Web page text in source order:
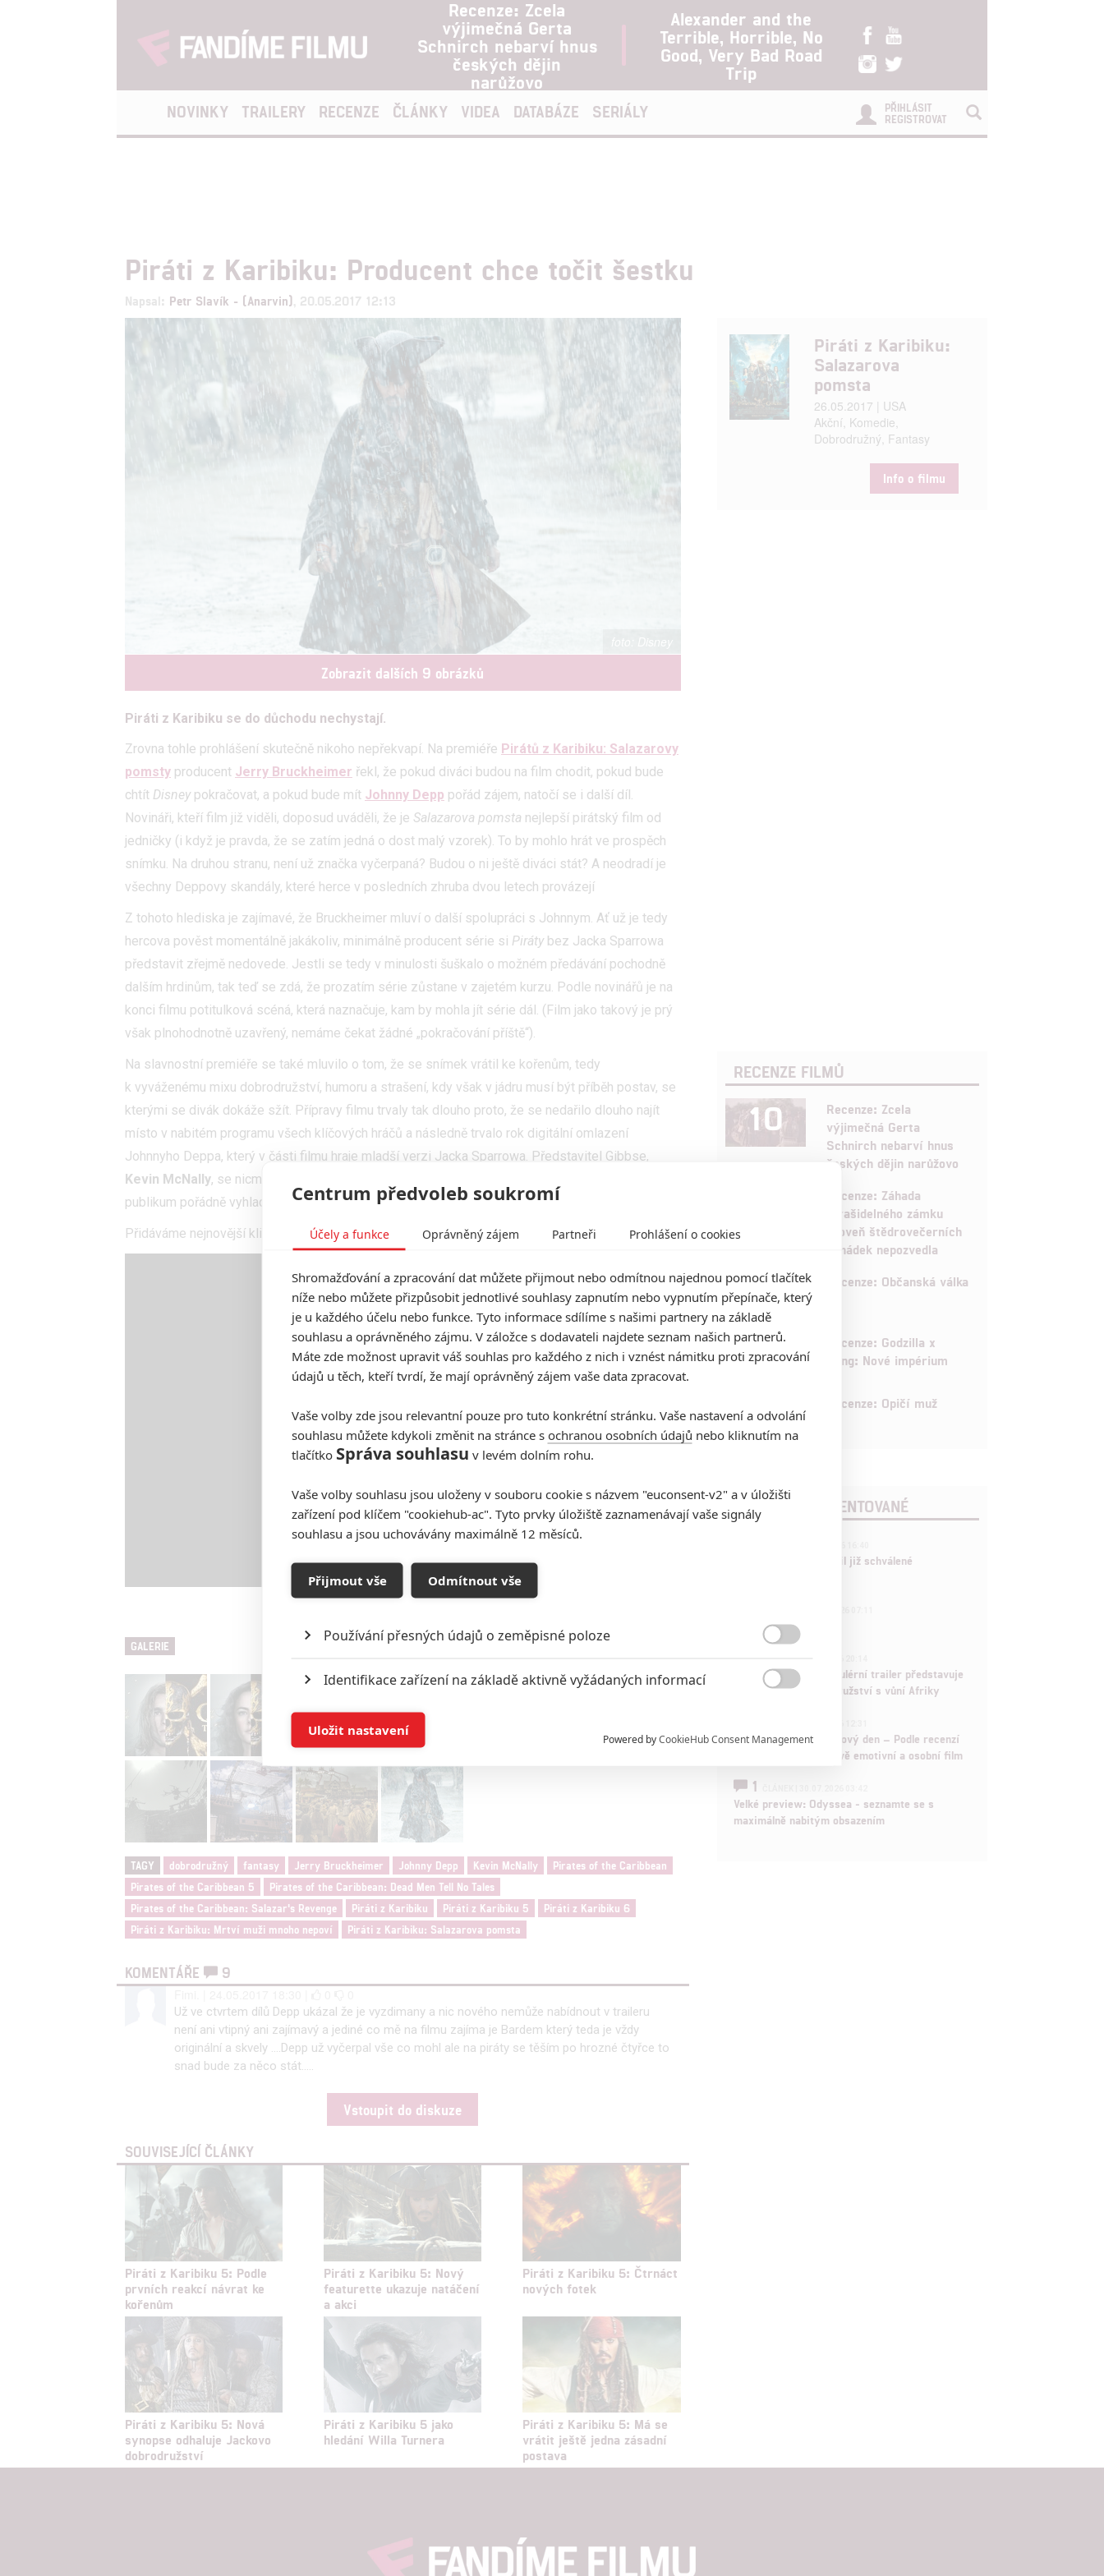
Recenze: Zcela
výjimečná Gerta
Schnirch nebarví hnus
českých dějin
narůžovo
Alexander and the
Terrible, Horrible, No
Good, Very Bad Road
Trip
NOVINKY TRAILERY RECENZE ČLÁNKY VIDEA DATABÁZE SERIÁLY
PŘIHLÁSIT
REGISTROVAT
Piráti z Karibiku: Producent chce točit šestku
Napsal: Petr Slavík - (Anarvin) , 20.05.2017 12:13
Disney
Zobrazit dalších 9 obrázků
Piráti z Karibiku se do důchodu nechystají.
Zrovna tohle prohlášení skutečně nikoho nepřekvapí. Na premiéře Pirátů z Karibiku: Salazarovy
pomsty producent Jerry Bruckheimer řekl, že pokud diváci budou na film chodit, pokud bude
chtít Disney pokračovat, a pokud bude mít Johnny Depp pořád zájem, natočí se i další díl.
Novináři, kteří film již viděli, doposud uváděli, že je Salazarova pomsta nejlepší pirátský film od
jedničky (i když je pravda, že se zatím jedná o dost malý vzorek). To by mohlo hrát ve prospěch
snímku. Na druhou stranu, není už značka vyčerpaná? Budou o ni ještě diváci stát? A neodradí je
všechny Deppovy skandály, které herce v posledních zhruba dvou letech provázejí
Z tohoto hlediska je zajímavé, že Bruckheimer mluví o další spolupráci s Johnnym. Ať už je tedy
hercova pověst momentálně jakákoliv, minimálně producent série si Piráty bez Jacka Sparrowa
představit zřejmě nedovede. Jestli se tedy v minulosti šuškalo o možném předávání pochodně
dalším hrdinům, tak teď se zdá, že prozatím série zůstane v zajetém kurzu. Podle novinářů je na
konci filmu potitulková scéná, která naznačuje, kam by mohla jít série dál. (Film jako takový je prý
však plnohodnotně uzavřený, nemáme čekat žádné „pokračování příště“).
Na slavnostní premiéře se také mluvilo o tom, že se snímek vrátil ke kořenům, tedy
k vyváženému mixu dobrodružství, humoru a strašení, kdy však v jádru musí být příběh postav, se
kterými se divák dokáže sžít. Přípravy filmu trvaly tak dlouho proto, že se nedařilo dlouho najít
místo v nabitém programu všech klíčových hráčů a následně trvalo rok digitální omlazení
Johnnyho Deppa, který v části filmu hraje mladší verzi Jacka Sparrowa. Představitel Gibbse,
Kevin McNally, se nicméně domnívá, že dlouhá pauze může snmku jedině prospět, alespoň bude
publikum pořádně vyhladovělé.
Přidáváme nejnovější klipy a fotky.
GALERIE
TAGY dobrodružný fantasy Jerry Bruckheimer Johnny Depp Kevin McNally
Pirates of the Caribbean
Pirates of the Caribbean 5
Pirates of the Caribbean: Dead Men Tell No Tales
Pirates of the Caribbean: Salazar's Revenge
Piráti z Karibiku Piráti z Karibiku 5
Piráti z Karibiku 6
Piráti z Karibiku: Mrtví muži mnoho nepoví
Piráti z Karibiku: Salazarova pomsta
KOMENTÁŘE
9
Už ve ctvrtem dílů Depp ukázal že je vyzdimany a nic nového nemůže nabídnout v traileru
není ani vtipný ani zajímavý a jediné co mě na filmu zajíma je Bardem který teda je vždy
originální a skvely ....Depp už vyčerpal vše co mohl ale na piráty se těším po hrozné čtyřce to
snad bude za něco stát.....
Vstoupit do diskuze
SOUVISEJÍCÍ ČLÁNKY
Piráti z Karibiku 5: Podle
prvních reakcí návrat ke
kořenům
Piráti z Karibiku 5: Nový
featurette ukazuje natáčení
a akci
Piráti z Karibiku 5: Čtrnáct
nových fotek
Piráti z Karibiku 5: Nová
synopse odhaluje Jackovo
dobrodružství
Piráti z Karibiku 5 jako
hledání Willa Turnera
Piráti z Karibiku 5: Má se
vrátit ještě jedna zásadní
postava
Piráti z Karibiku:
Salazarova
pomsta
26.05.2017 | USA
Akční, Komedie,
Dobrodružný, Fantasy
Info o filmu
RECENZE FILMŮ
10
Recenze: Zcela
výjimečná Gerta
Schnirch nebarví hnus
českých dějin narůžovo
Recenze: Záhada
strašidelného zámku
úroveň štědrovečerních
pohádek nepozvedla
8 Recenze: Občanská válka
6
Recenze: Godzilla x
Kong: Nové impérium
8 Recenze: Opičí muž
POSLEDNÍ KOMENTOVANÉ
Marvel nečekaně zrušil již schválené
拆彈專家
Děti krve a kostí: Regulérní trailer představuje
akční fantasy dobrodružství s vůní Afriky
Spider-Man: Zbrusu nový den – Podle recenzí
máme čekat překvapivě emotivní a osobní film
1
Velké preview: Odyssea - seznamte se s
maximálně nabitým obsazením
Centrum předvoleb soukromí
Účely a funkce Oprávněný zájem Partneři Prohlášení o cookies
Shromažďování a zpracování dat můžete přijmout nebo odmítnou najednou pomocí tlačítek
níže nebo můžete přizpůsobit jednotlivé souhlasy zapnutím nebo vypnutím přepínače, který
je u každého účelu nebo funkce. Tyto informace sdílíme s našimi partnery na základě
souhlasu a oprávněného zájmu. V záložce s dodavateli najdete seznam našich partnerů.
Máte zde možnost upravit váš souhlas pro každého z nich i vznést námitku proti zpracování
údajů u těch, kteří tvrdí, že mají oprávněný zájem vaše data zpracovat.
Vaše volby zde jsou relevantní pouze pro tuto konkrétní stránku. Vaše nastavení a odvolání
souhlasu můžete kdykoli změnit na stránce s ochranou osobních údajů nebo kliknutím na
tlačítko Správa souhlasu v levém dolním rohu.
Vaše volby souhlasu jsou uloženy v souboru cookie s názvem "euconsent-v2" a v úložišti
zařízení pod klíčem "cookiehub-ac". Tyto prvky úložiště zaznamenávají vaše signály
souhlasu a jsou uchovávány maximálně 12 měsíců.
Přijmout vše Odmítnout vše
Používání přesných údajů o zeměpisné poloze
Identifikace zařízení na základě aktivně vyžádaných informací
Ukládání a/nebo přístup k informacím v zařízení

Reklama založená na omezených údajích a měření reklamy
Personalizovaný obsah, měření obsahu, průzkum publika a vývoj
služeb

Udělením souhlasu s účely a funkcemi zde uvedenými dáváte nám i našim partnerům
možnost: Zajištění bezpečnosti, předcházení a zjišťování podvodů a odstraňování chyb,
Poskytování a zobrazování reklamy a obsahu
Powered byCookieHub Consent Management
Uložit nastavení